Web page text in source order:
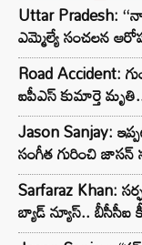
Uttar Pradesh: ‘‘నా
ఎమ్మెల్యే సంచలన
Road Accident:
ఐపీఎస్ కుమార్తె
Jason Sanjay:
సంగీత గురించి
Sarfaraz Khan:
బ్యాడ్ న్యూస్.. బీసీసీఐ